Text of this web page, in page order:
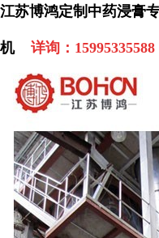
江苏博鸿定制中药浸膏
机 详询： 15995335588